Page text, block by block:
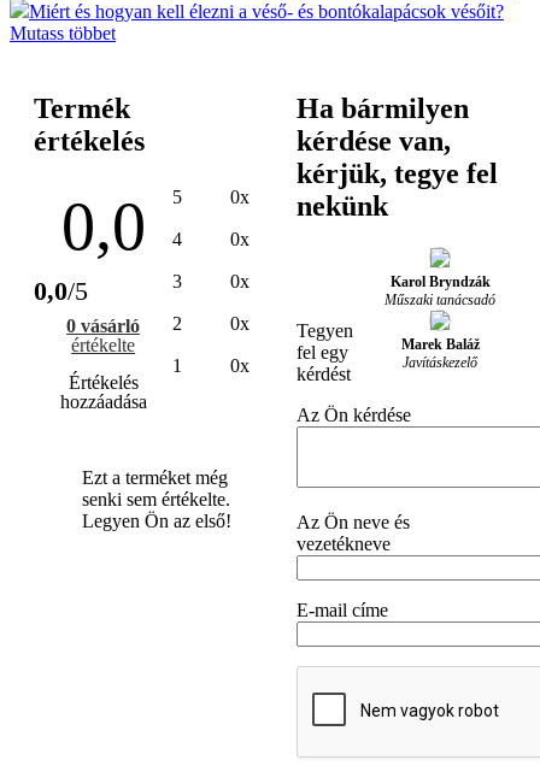
Miért és hogyan kell élezni a véső- és bontókalapácsok vésőit?
Mutass többet
Termék
értékelés
0,0
0,0/5
0 vásárló
értékelte
Értékelés
hozzáadása
5 0x
4 0x
3 0x
2 0x
1 0x
Ezt a terméket még
senki sem értékelte.
Legyen Ön az első!
Ha bármilyen
kérdése van,
kérjük, tegye fel
nekünk
Karol Bryndzák
Műszaki tanácsadó
Marek Baláž
Javításkezelő
Tegyen
fel egy
kérdést
Az Ön kérdése
Az Ön neve és
vezetékneve
E-mail címe